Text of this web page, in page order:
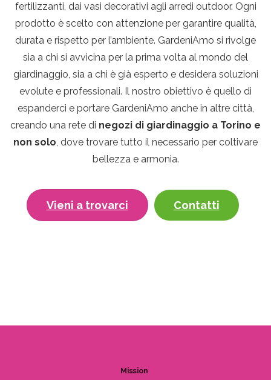
fertilizzanti, dai vasi decorativi agli arredi outdoor. Ogni
prodotto è scelto con attenzione per garantire qualità,
durata e rispetto per l’ambiente. GardeniAmo si rivolge
sia a chi si avvicina per la prima volta al mondo del
giardinaggio, sia a chi è già esperto e desidera soluzioni
evolute e professionali. Il nostro obiettivo è quello di
espanderci e portare GardeniAmo anche in altre città,
creando una rete di negozi di giardinaggio a Torino e
non solo, dove trovare tutto il necessario per coltivare
bellezza e armonia.
Vieni a trovarci Contatti
Mission